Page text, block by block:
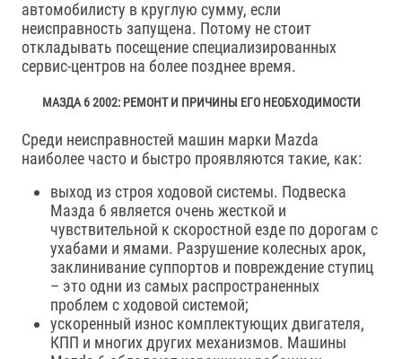
автомобилисту в круглую сумму, если
неисправность запущена. Потому не стоит
откладывать посещение специализированных
сервис-центров на более позднее время.
МАЗДА 6 2002: РЕМОНТ И ПРИЧИНЫ ЕГО НЕОБХОДИМОСТИ
Среди неисправностей машин марки Mazda
наиболее часто и быстро проявляются такие, как:
выход из строя ходовой системы. Подвеска
Мазда 6 является очень жесткой и
чувствительной к скоростной езде по дорогам с
ухабами и ямами. Разрушение колесных арок,
заклинивание суппортов и повреждение ступиц
– это одни из самых распространенных
проблем с ходовой системой;
ускоренный износ комплектующих двигателя,
КПП и многих других механизмов. Машины